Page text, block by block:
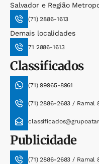
Salvador e Região
(71) 2886-1613
Demais localidades
71 2886-1613
Classificados
(71) 99965-8961
(71) 2886-2683 / Ramal
Publicidade
(71) 2886-2683 / Ramal